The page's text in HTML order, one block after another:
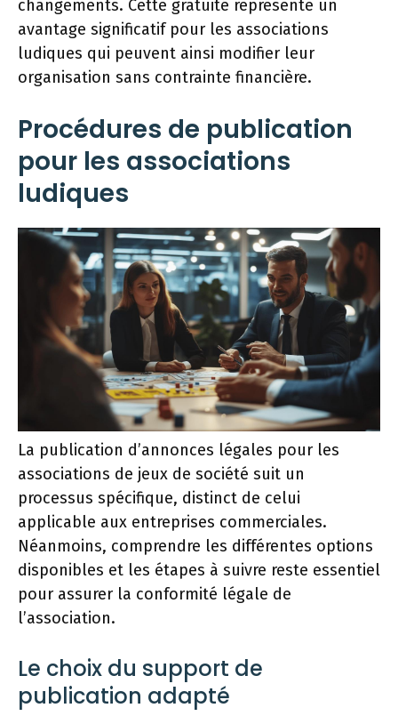
changements. Cette gratuité représente un
avantage significatif pour les associations
ludiques qui peuvent ainsi modifier leur
organisation sans contrainte financière.
Procédures de publication
pour les associations
ludiques
La publication d’annonces légales pour les
associations de jeux de société suit un
processus spécifique, distinct de celui
applicable aux entreprises commerciales.
Néanmoins, comprendre les différentes options
disponibles et les étapes à suivre reste essentiel
pour assurer la conformité légale de
l’association.
Le choix du support de
publication adapté